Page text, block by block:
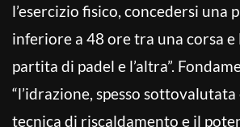
l’esercizio fisico, concedersi una
inferiore a 48 ore tra una corsa e
partita di padel e l’altra”.
“l’idrazione, spesso
tecnica di riscaldamento e il